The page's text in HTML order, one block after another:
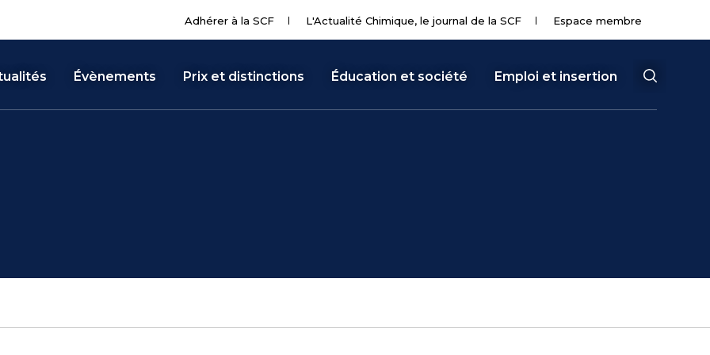
Adhérer à la SCF L'Actualité Chimique, le journal de la SCF Espace membre
Évènements Prix et distinctions Éducation et société Emploi et insertion